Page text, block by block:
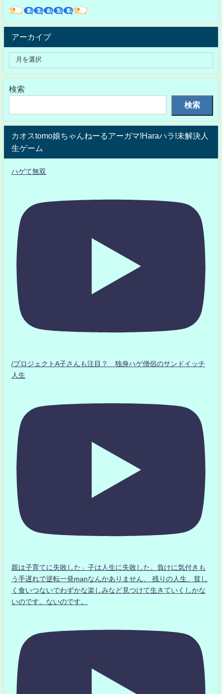
アーカイブ
検索
検索
カオスtomo娘ちゃんねーるアーガマ!Haraハラ!未解決人
生ゲーム
ハゲて無双
/プロジェクトA子さんも注目？ 独身ハゲ僧侶のサンドイッチ
人生
親は子育てに失敗した」子は人生に失敗した。負けに気付きも
う手遅れで逆転一発manなんかありません、 残りの人生、貧し
く食いつないでわずかな楽しみなど見つけて生きていくしかな
いのです。ないのです。